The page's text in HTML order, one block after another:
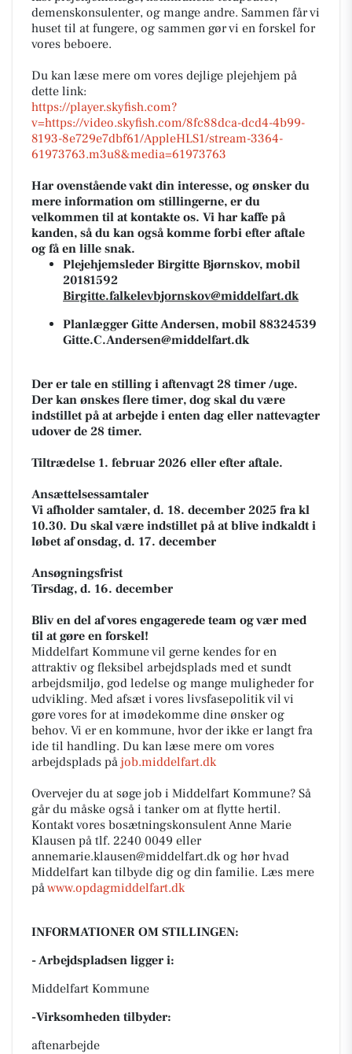
demenskonsulenter, og mange andre. Sammen får vi
huset til at fungere, og sammen gør vi en forskel for
vores beboere.
Du kan læse mere om vores dejlige plejehjem på
dette link:
https://player.skyfish.com?
v=https://video.skyfish.com/8fc88dca-dcd4-4b99-
8193-8e729e7dbf61/AppleHLS1/stream-3364-
61973763.m3u8&media=61973763
Har ovenstående vakt din interesse, og ønsker du
mere information om stillingerne, er du
velkommen til at kontakte os. Vi har kaffe på
kanden, så du kan også komme forbi efter aftale
og få en lille snak.
Plejehjemsleder Birgitte Bjørnskov, mobil
20181592
Birgitte.falkelevbjornskov@middelfart.dk
Planlægger Gitte Andersen, mobil 88324539
Gitte.C.Andersen@middelfart.dk
Der er tale en stilling i aftenvagt 28 timer /uge.
Der kan ønskes flere timer, dog skal du være
indstillet på at arbejde i enten dag eller nattevagter
udover de 28 timer.
Tiltrædelse 1. februar 2026 eller efter aftale.
Ansættelsessamtaler
Vi afholder samtaler, d. 18. december 2025 fra kl
10.30. Du skal være indstillet på at blive indkaldt i
løbet af onsdag, d. 17. december
Ansøgningsfrist
Tirsdag, d. 16. december
Bliv en del af vores engagerede team og vær med
til at gøre en forskel!
Middelfart Kommune vil gerne kendes for en
attraktiv og fleksibel arbejdsplads med et sundt
arbejdsmiljø, god ledelse og mange muligheder for
udvikling. Med afsæt i vores livsfasepolitik vil vi
gøre vores for at imødekomme dine ønsker og
behov. Vi er en kommune, hvor der ikke er langt fra
ide til handling. Du kan læse mere om vores
arbejdsplads på job.middelfart.dk
Overvejer du at søge job i Middelfart Kommune? Så
går du måske også i tanker om at flytte hertil.
Kontakt vores bosætningskonsulent Anne Marie
Klausen på tlf. 2240 0049 eller
annemarie.klausen@middelfart.dkog hør hvad
Middelfart kan tilbyde dig og din familie. Læs mere
påwww.opdagmiddelfart.dk
INFORMATIONER OM STILLINGEN:
- Arbejdspladsen ligger i:
Middelfart Kommune
-Virksomheden tilbyder:
aftenarbejde